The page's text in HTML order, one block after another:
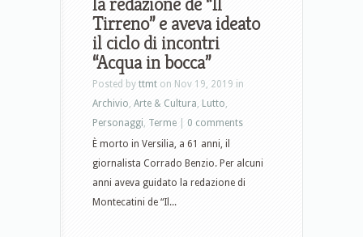
Tirreno” e aveva ideato
il ciclo di incontri
“Acqua in bocca”
Posted by ttmt on Nov 19, 2019 in
Archivio, Arte & Cultura, Lutto,
Personaggi, Terme
0 comments
È morto in Versilia, a 61 anni, il
giornalista Corrado Benzio. Per alcuni
anni aveva guidato la redazione di
Montecatini de “Il...